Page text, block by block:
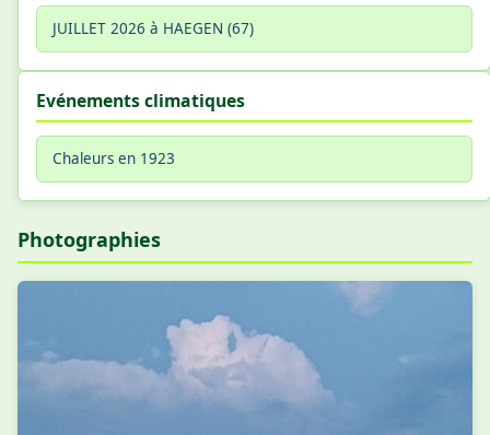
JUILLET 2026 à HAEGEN (67)
Evénements climatiques
Chaleurs en 1923
Photographies